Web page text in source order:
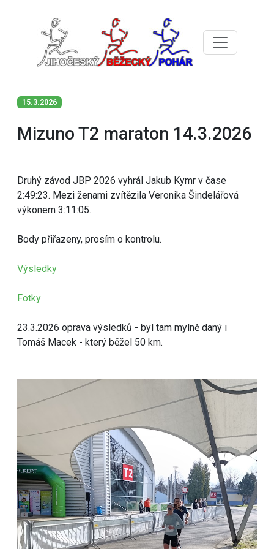
15.3.2026
Mizuno T2 maraton 14.3.2026
Druhý závod JBP 2026 vyhrál Jakub Kymr v čase
2:49:23. Mezi ženami zvítězila Veronika Šindelářová
výkonem 3:11:05.
Body přiřazeny, prosím o kontrolu.
Výsledky
Fotky
23.3.2026 oprava výsledků - byl tam mylně daný i
Tomáš Macek - který běžel 50 km.